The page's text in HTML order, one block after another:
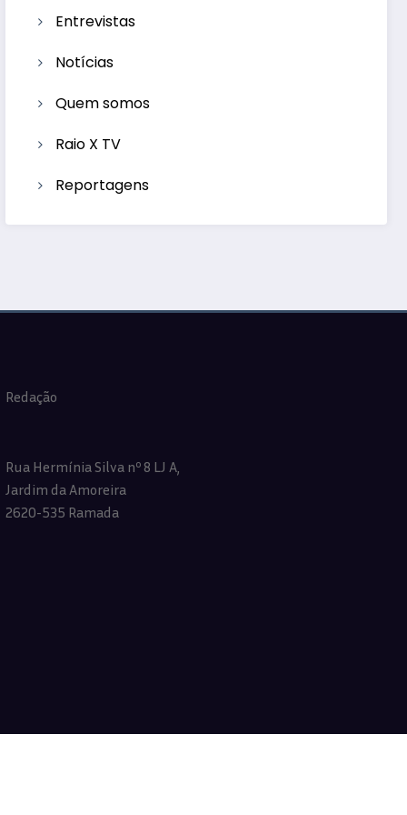
Entrevistas
Notícias
Quem somos
Raio X TV
Reportagens
Redação
Rua Hermínia Silva nº 8 LJ A,
Jardim da Amoreira
2620-535 Ramada